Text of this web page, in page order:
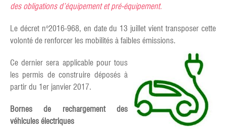
des obligations d’équipement et pré-équipement.
Le décret n°2016-968, en date du 13 juillet vient transposer cette
volonté de renforcer les mobilités à faibles émissions.
Ce dernier sera applicable pour tous
les permis de construire déposés à
partir du 1er janvier 2017.
Bornes de rechargement des
véhicules électriques